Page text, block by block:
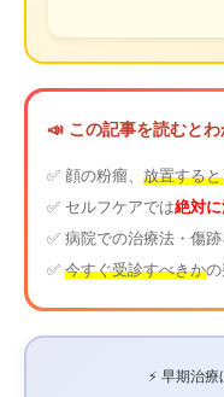
📣 この記事を読むとわ
✅ 顔の粉瘤、 放置する
✅ セルフケアでは絶対
✅ 病院での治療法・傷
✅ 今すぐ受診すべきか
⚡ 早期治